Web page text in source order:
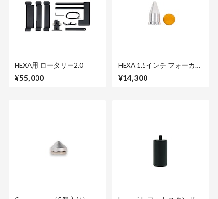
HEXA用 ロータリー2.0
¥55,000
HEXA 1.5インチ フォーカス
¥14,300